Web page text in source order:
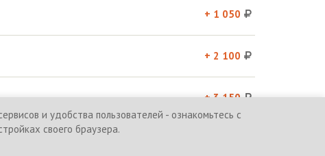
+ 1 050
+ 2 100
+ 3 150
и удобства пользователей - ознакомьтесь с
своего браузера.